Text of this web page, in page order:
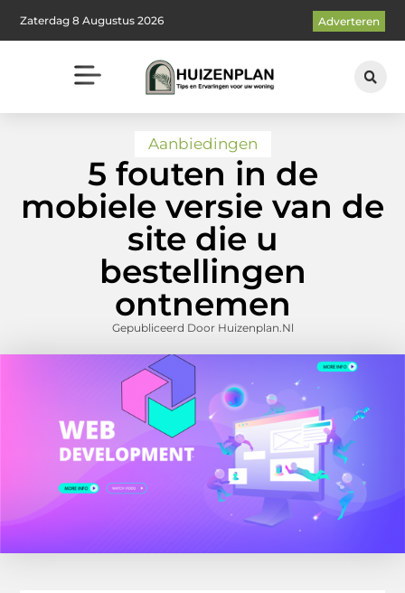
Zaterdag 8 Augustus 2026 Adverteren
Aanbiedingen
5 fouten in de
mobiele versie van de
site die u
bestellingen
ontnemen
Gepubliceerd Door Huizenplan.nl